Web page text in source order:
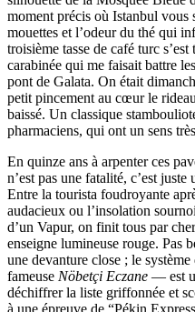
moment précis où Istanbul vous
mouettes et l’odeur du thé qui
troisième tasse de café turc
carabinée qui me faisait battre
pont de Galata. On était
petit pincement au cœur le
baissé. Un classique
pharmaciens, qui ont un sens
En quinze ans à arpenter ces
n’est pas une fatalité, c’est
Entre la tourista foudroyante
audacieux ou l’insolation
d’un Vapur, on finit tous par
enseigne lumineuse rouge. Pas
une devanture close ; le
fameuse Nöbetçi Eczane — est
déchiffrer la liste griffonnée et
à une épreuve de “Pékin